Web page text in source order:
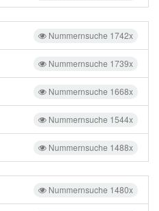
Nummernsuche 1742x
Nummernsuche 1739x
Nummernsuche 1668x
Nummernsuche 1544x
Nummernsuche 1488x
Nummernsuche 1480x